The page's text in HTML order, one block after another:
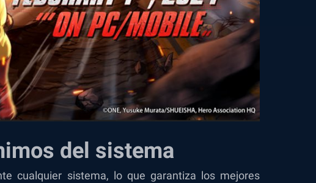
del sistema
cualquier sistema, lo que garantiza los mejores